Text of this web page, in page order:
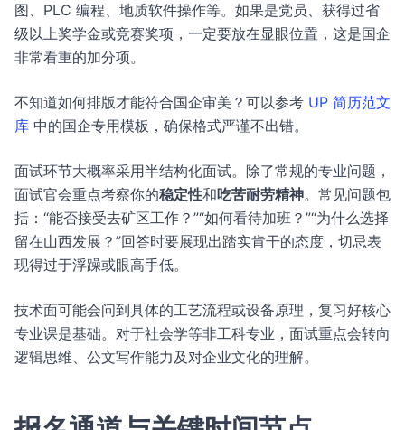
图、PLC 编程、地质软件操作等。如果是党员、获得过省
级以上奖学金或竞赛奖项，一定要放在显眼位置，这是国企
非常看重的加分项。
不知道如何排版才能符合国企审美？可以参考 UP 简历范文
库 中的国企专用模板，确保格式严谨不出错。
面试环节大概率采用半结构化面试。除了常规的专业问题，
面试官会重点考察你的稳定性和吃苦耐劳精神。常见问题包
括：“能否接受去矿区工作？”“如何看待加班？”“为什么选择
留在山西发展？”回答时要展现出踏实肯干的态度，切忌表
现得过于浮躁或眼高手低。
技术面可能会问到具体的工艺流程或设备原理，复习好核心
专业课是基础。对于社会学等非工科专业，面试重点会转向
逻辑思维、公文写作能力及对企业文化的理解。